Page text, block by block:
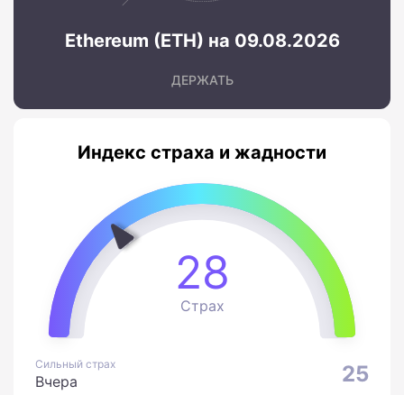
Ethereum (ETH) на 09.08.2026
ДЕРЖАТЬ
Индекс страха и жадности
28
Страх
Сильный страх
Вчера 25